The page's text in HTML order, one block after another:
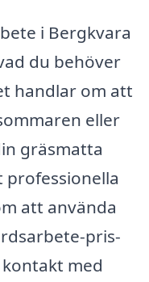
i Bergkvara
du behöver
handlar om att
eller
gräsmatta
att använda
pris-
med